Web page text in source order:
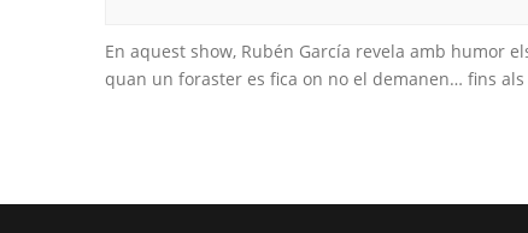
En aquest show, Rubén García revela amb humor
quan un foraster es fica on no el demanen… fins